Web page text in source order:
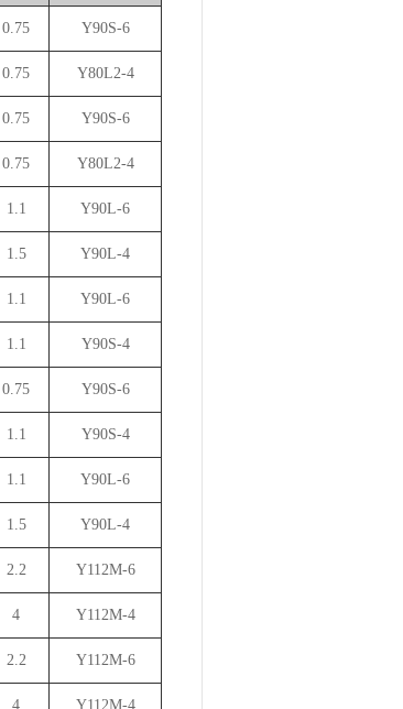
0.75 Y90S-6
0.75 Y80L2-4
0.75 Y90S-6
0.75 Y80L2-4
1.1 Y90L-6
1.5 Y90L-4
1.1 Y90L-6
1.1 Y90S-4
0.75 Y90S-6
1.1 Y90S-4
1.1 Y90L-6
1.5 Y90L-4
2.2 Y112M-6
4 Y112M-4
2.2 Y112M-6
4 Y112M-4